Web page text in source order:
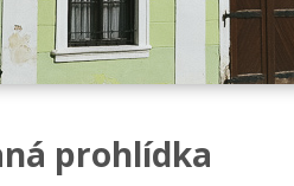
prohlídka